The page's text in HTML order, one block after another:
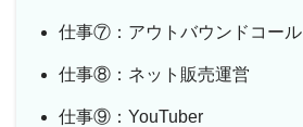
仕事⑦：アウトバウンドコール
仕事⑧：ネット販売運営
仕事⑨：YouTuber